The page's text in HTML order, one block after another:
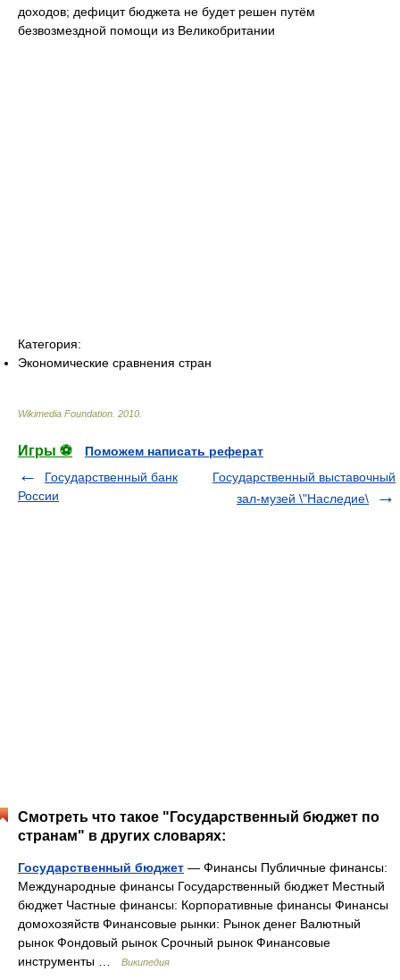
доходов; дефицит бюджета не будет решен путём
безвозмездной помощи из Великобритании
Категория:
Экономические сравнения стран
Wikimedia Foundation 2010
Игры ⚽
Поможем написать реферат
Государственный банк
России
Государственный выставочный
зал-музей \"Наследие\
Смотреть что такое "Государственный бюджет по
странам" в других словарях:
Государственный бюджет — Финансы Публичные финансы:
Международные финансы Государственный бюджет Местный
бюджет Частные финансы: Корпоративные финансы Финансы
домохозяйств Финансовые рынки: Рынок денег Валютный
рынок Фондовый рынок Срочный рынок Финансовые
инструменты …
Википедия